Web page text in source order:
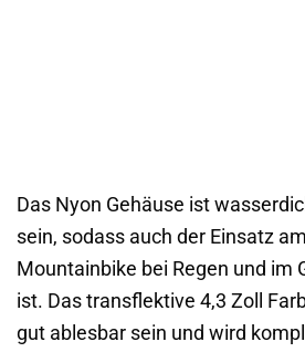
Das Nyon Gehäuse ist
sein, sodass auch der Einsatz
Mountainbike bei Regen und im
ist. Das transflektive 4,3 Zoll
gut ablesbar sein und wird